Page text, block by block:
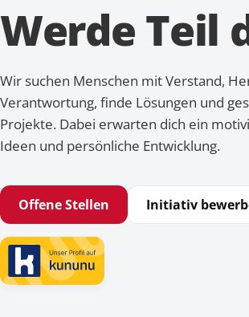
Werde Teil
Wir suchen Menschen mit Verstand,
Verantwortung, finde Lösungen und
Projekte. Dabei erwarten dich ein
Ideen und persönliche Entwicklung.
Offene Stellen Initiativ